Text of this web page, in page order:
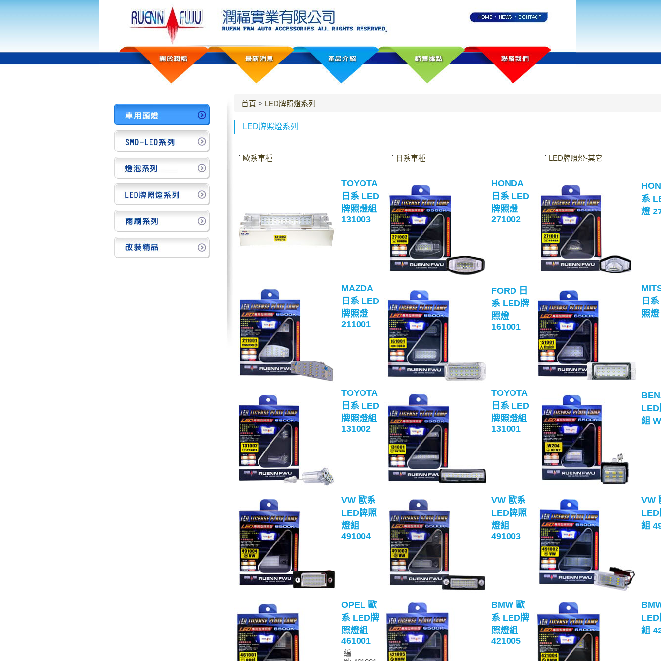
首頁 > LED牌照燈系列
LED牌照燈系列
歐系車種 日系車種 LED牌照燈-其它
TOYOTA
日系 LED
牌照燈組
131003
HONDA
日系 LED
牌照燈
271002
系
燈
MAZDA
日系 LED
牌照燈
211001
FORD 日
系 LED牌
照燈
161001
日
照
TOYOTA
日系 LED
牌照燈組
131002
TOYOTA
日系 LED
牌照燈組
131001
LED
組
VW 歐系
LED牌照
燈組
491004
VW 歐系
LED牌照
燈組
491003
VW
LED
組
OPEL 歐
系 LED牌
照燈組
461001
編
BMW 歐
系 LED牌
照燈組
421005
LED
組